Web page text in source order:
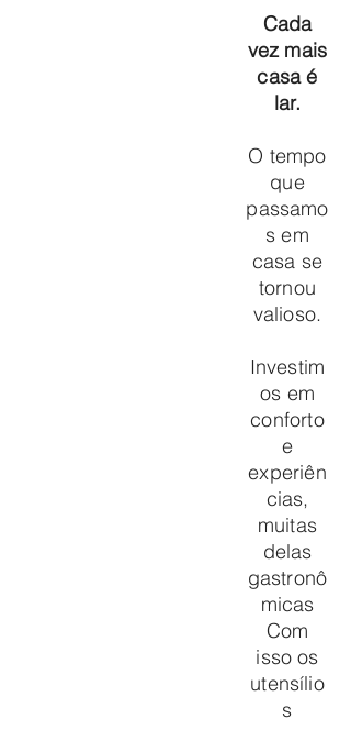
Cada
vez mais
casa é
lar.
O tempo
que
passamo
s em
casa se
tornou
valioso.
Investim
os em
conforto
e
experiên
cias,
muitas
delas
gastronô
micas
Com
isso os
utensílio
s